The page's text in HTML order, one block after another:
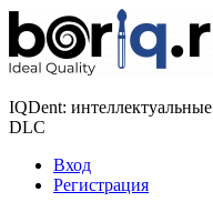
IQDent:
DLC
Вход
Регистрация